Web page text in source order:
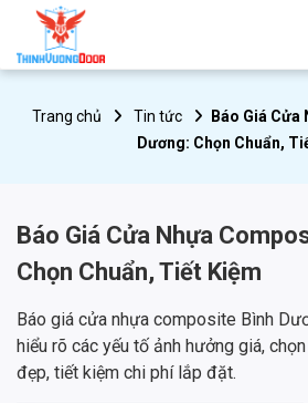
Trang chủ Tin tức
Báo Giá
Dương: Chọn Chuẩn,
Báo Giá Cửa Nhựa
Chọn Chuẩn, Tiết Kiệm
Báo giá cửa nhựa composite Bình
hiểu rõ các yếu tố ảnh hưởng giá,
đẹp, tiết kiệm chi phí lắp đặt.